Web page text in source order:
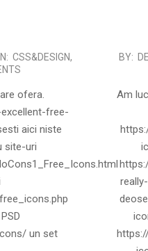
IN: CSS&DESIGN,
ofera.
free-
aici niste
site-uri
un set
2009-
23
BY:
Am